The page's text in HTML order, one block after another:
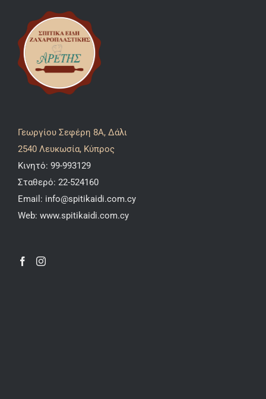
Γεωργίου Σεφέρη 8A, Δάλι
2540 Λευκωσία, Κύπρος
Κινητό: 99-993129
Σταθερό: 22-524160
Email: info@spitikaidi.com.cy
Web: www.spitikaidi.com.cy